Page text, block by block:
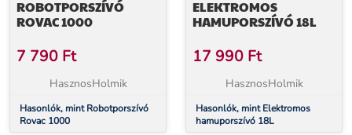
ROBOTPORSZÍVÓ
ROVAC 1000
7 790 Ft
HasznosHolmik
Hasonlók, mint Robotporszívó
Rovac 1000
ELEKTROMOS
HAMUPORSZÍVÓ 18L
17 990 Ft
HasznosHolmik
Hasonlók, mint Elektromos
hamuporszívó 18L